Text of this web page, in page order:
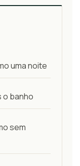
uma noite
o banho
sem